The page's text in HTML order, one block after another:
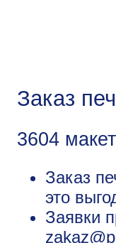
Заказ
3604
Заказ
это
Заявки